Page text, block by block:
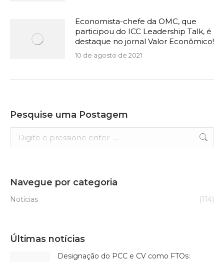
Economista-chefe da OMC, que
participou do ICC Leadership Talk, é
destaque no jornal Valor Econômico!
10 de agosto de 2021
Pesquise uma Postagem
Navegue por categoria
Notícias (114)
Últimas notícias
Designação do PCC e CV como FTOs: